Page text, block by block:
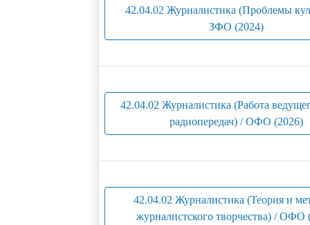
42.04.02 Журналистика (Проблемы
ЗФО (2024)
42.04.02 Журналистика (Работа
радиопередач) / ОФО (2026)
42.04.02 Журналистика (Теория и
журналистского творчества) / ОФО